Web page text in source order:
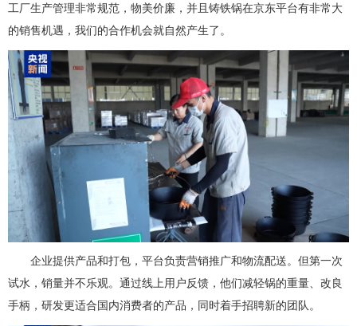
工厂生产管理非常规范，物美价廉，并且铸铁锅在京东平台有非常大
的销售机遇，我们的合作机会就自然产生了。
企业提供产品和打包，平台负责营销推广和物流配送。但第一次
试水，销量并不乐观。通过线上用户反馈，他们减轻锅的重量、改良
手柄，研发更适合国内消费者的产品，同时着手招聘新的团队。